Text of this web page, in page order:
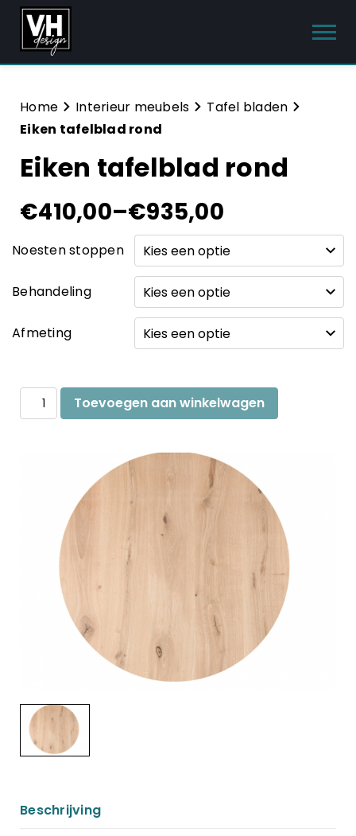
Producten
Tuinmeubelen
Sanitair
Meubelsets
Home Interieur meubels
Tafel bladen
Eiken tafelblad rond
Eiken tafelblad rond
€410,00–€935,00
Noesten stoppen
Behandeling
Afmeting
Eiken
tafelblad
rond
Toevoegen aan winkelwagen
Beschrijving